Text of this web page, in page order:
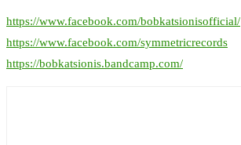
https://www.facebook.com/bobkatsionisofficial/
https://www.facebook.com/symmetricrecords
https://bobkatsionis.bandcamp.com/